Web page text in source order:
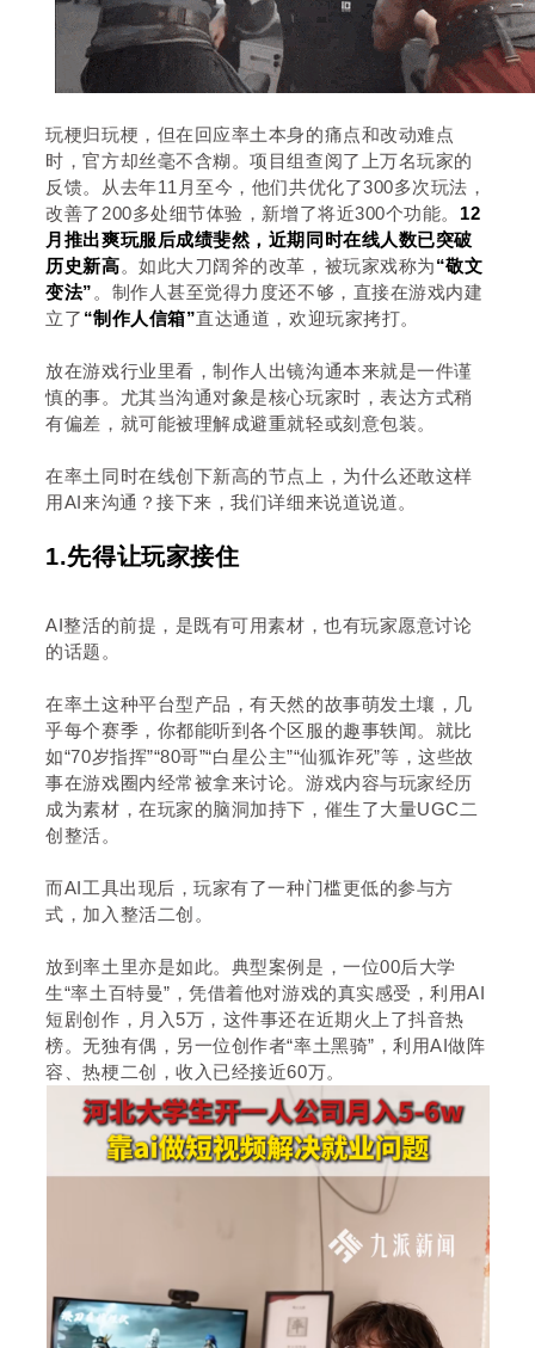
玩梗归玩梗，但在回应率土本身的痛点和改动难点
时，官方却丝毫不含糊。项目组查阅了上万名玩家的
反馈。从去年11月至今，他们共优化了300多次玩法，
改善了200多处细节体验，新增了将近300个功能。 12
月推出爽玩服后成绩斐然，近期同时在线人数已突破
历史新高。如此大刀阔斧的改革，被玩家戏称为“敬文
变法” 。制作人甚至觉得力度还不够，直接在游戏内建
立了 “制作人信箱”直达通道，欢迎玩家拷打。
放在游戏行业里看，制作人出镜沟通本来就是一件谨
慎的事。尤其当沟通对象是核心玩家时，表达方式稍
有偏差，就可能被理解成避重就轻或刻意包装。
在率土同时在线创下新高的节点上，为什么还敢这样
用AI来沟通？接下来，我们详细来说道说道。
1.先得让玩家接住
AI整活的前提，是既有可用素材，也有玩家愿意讨论
的话题。
在率土这种平台型产品，有天然的故事萌发土壤，几
乎每个赛季，你都能听到各个区服的趣事轶闻。就比
如“70岁指挥”“80哥”“白星公主”“仙狐诈死”等，这些故
事在游戏圈内经常被拿来讨论。游戏内容与玩家经历
成为素材，在玩家的脑洞加持下，催生了大量UGC二
创整活。
而AI工具出现后，玩家有了一种门槛更低的参与方
式，加入整活二创。
放到率土里亦是如此。典型案例是，一位00后大学
生“率土百特曼”，凭借着他对游戏的真实感受，利用AI
短剧创作，月入5万，这件事还在近期火上了抖音热
榜。无独有偶，另一位创作者“率土黑骑”，利用AI做阵
容、热梗二创，收入已经接近60万。